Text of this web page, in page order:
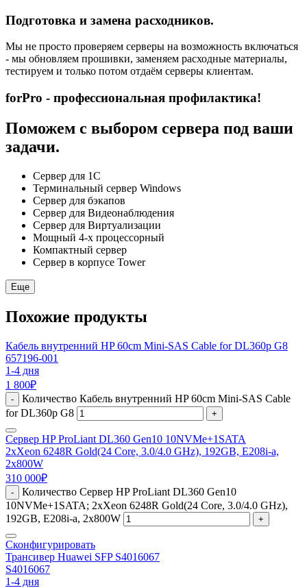
Подготовка и замена расходников.
Мы не просто проверяем серверы на возможность включаться
- мы обновляем прошивки, заменяем расходные материалы,
тестируем и только потом отдаём серверы клиентам.
forPro - профессиональная профилактика!
Поможем с выбором сервера под ваши
задачи.
Сервер для 1С
Терминальный сервер Windows
Сервер для бэкапов
Сервер для Видеонаблюдения
Сервер для Виртуализации
Мощный 4-х процессорный
Компактный сервер
Сервер в корпусе Tower
Еще
Похожие продукты
Кабель внутренний HP 60cm Mini-SAS Cable for DL360p G8
657196-001
1-4 дня
1 800₽
-
Количество Кабель внутренний HP 60cm Mini-SAS Cable
for DL360p G8
+
Сервер HP ProLiant DL360 Gen10 10NVMe+1SATA
2xXeon 6248R Gold(24 Core, 3.0/4.0 GHz), 192GB, E208i-a,
2x800W
310 000₽
-
Количество Сервер HP ProLiant DL360 Gen10
10NVMe+1SATA; 2xXeon 6248R Gold(24 Core, 3.0/4.0 GHz),
192GB, E208i-a, 2x800W
+
Сконфигурировать
Трансивер Huawei SFP S4016067
S4016067
1-4 дня